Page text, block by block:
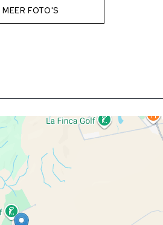
MEER FOTO'S